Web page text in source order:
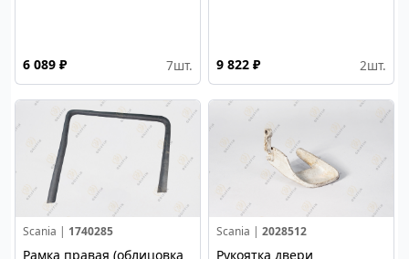
6 089 ₽ 7шт. 9 822 ₽ 2шт.
Scania | 1740285
Рамка правая (облицовка
Scania | 2028512
Рукоятка двери